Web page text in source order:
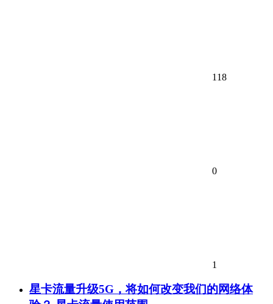
118
0
1
星卡流量升级5G，将如何改变我们的网络体